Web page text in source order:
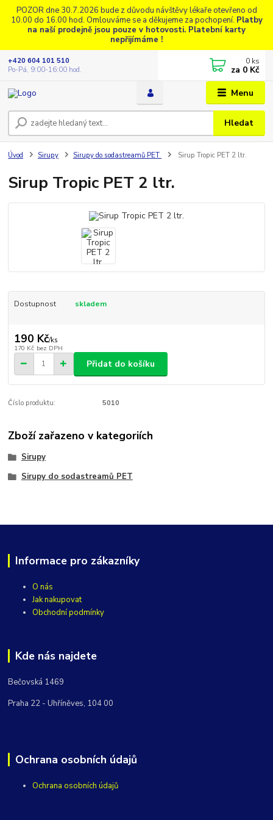
POZOR dne 30.7.2026 bude z důvodu návštěvy lékaře otevřeno od
10.00 do 16.00 hod. Omlouváme se a děkujeme za pochopení. Platby
na naší prodejně jsou pouze v hotovosti. Platební karty
nepřijímáme !
Menu
Hledat
+420 604 101 510
Po-Pá, 9:00-16:00 hod.
0 ks
za 0 Kč
Úvod Sirupy Sirupy do sodastreamů PET Sirup Tropic PET 2 ltr.
Sirup Tropic PET 2 ltr.
Dostupnost skladem
190 Kč/ks
170 Kč bez DPH
Přidat do košíku
Číslo produktu: 5010
Zboží zařazeno v kategoriích
Sirupy
Sirupy do sodastreamů PET
Informace pro zákazníky
O nás
Jak nakupovat
Obchodní podmínky
Kde nás najdete
Bečovská 1469
Praha 22 - Uhříněves, 104 00
Ochrana osobních údajů
Ochrana osobních údajů